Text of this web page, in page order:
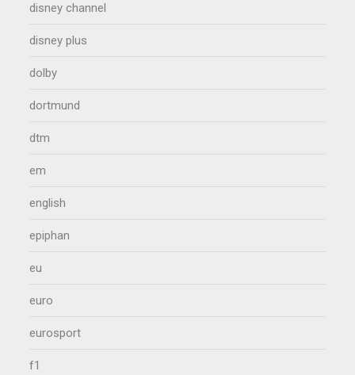
disney channel
disney plus
dolby
dortmund
dtm
em
english
epiphan
eu
euro
eurosport
f1